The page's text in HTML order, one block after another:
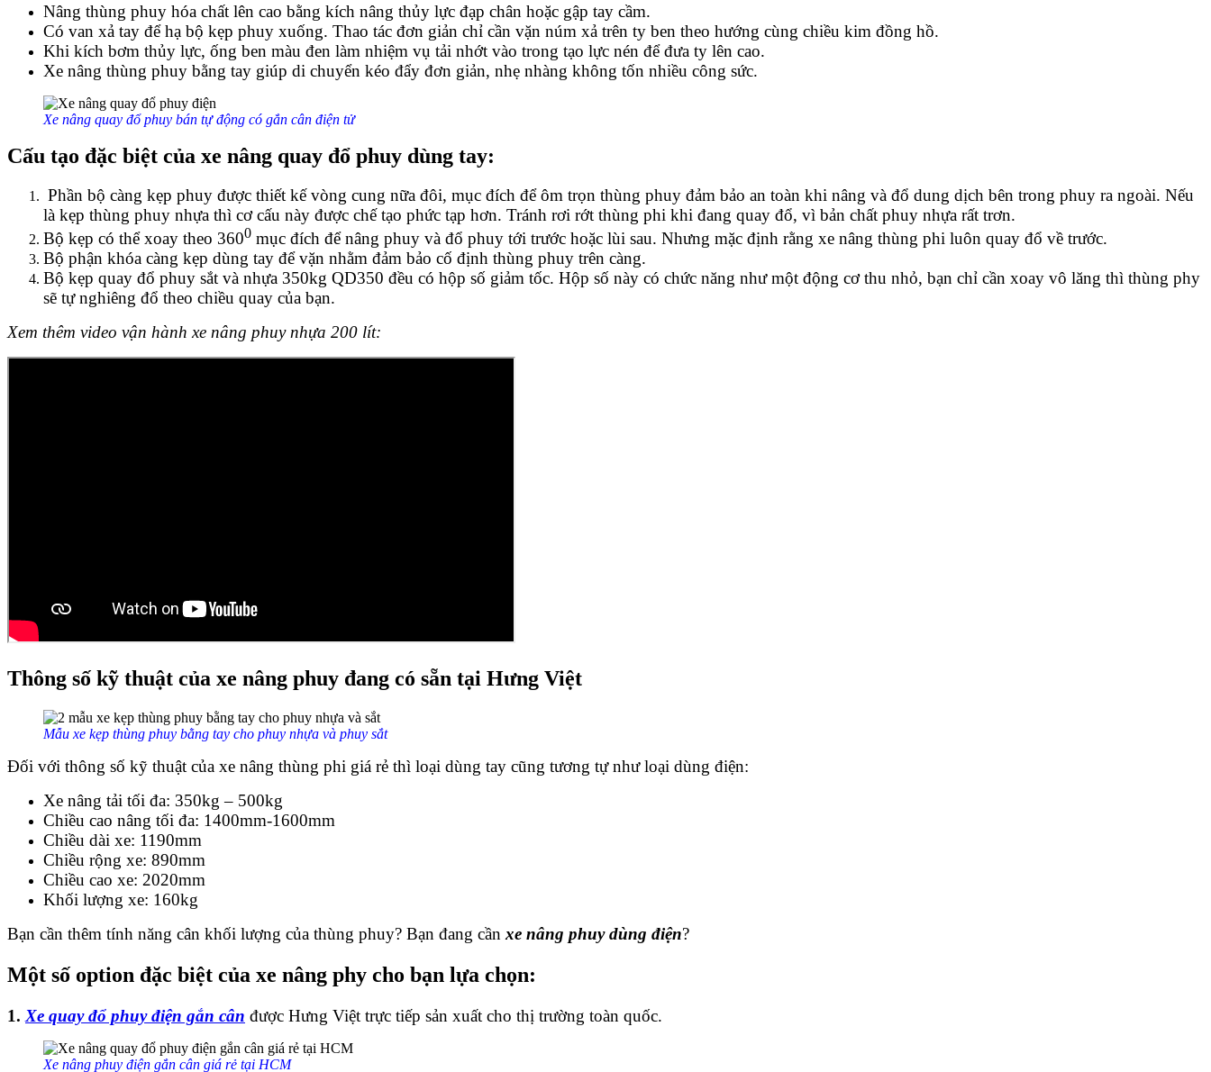
Nâng thùng phuy hóa chất lên cao bằng kích nâng thủy lực đạp chân hoặc gập tay cầm.
Có van xả tay để hạ bộ kẹp phuy xuống. Thao tác đơn giản chỉ cần vặn núm xả trên ty ben theo hướng cùng chiều kim đồng hồ.
Khi kích bơm thủy lực, ống ben màu đen làm nhiệm vụ tải nhớt vào trong tạo lực nén để đưa ty lên cao.
Xe nâng thùng phuy bằng tay giúp di chuyển kéo đẩy đơn giản, nhẹ nhàng không tốn nhiều công sức.
Xe nâng quay đổ phuy bán tự động có gắn cân điện tử
Cấu tạo đặc biệt của xe nâng quay đổ phuy dùng tay:
Phần bộ càng kẹp phuy được thiết kế vòng cung nữa đôi, mục đích để ôm trọn thùng phuy đảm bảo an toàn khi nâng và đổ dung dịch bên trong phuy ra ngoài. Nếu
là kẹp thùng phuy nhựa thì cơ cấu này được chế tạo phức tạp hơn. Tránh rơi rớt thùng phi khi đang quay đổ, vì bản chất phuy nhựa rất trơn.
Bộ kẹp có thể xoay theo 3600 mục đích để nâng phuy và đổ phuy tới trước hoặc lùi sau. Nhưng mặc định rằng xe nâng thùng phi luôn quay đổ về trước.
Bộ phận khóa càng kẹp dùng tay để vặn nhằm đảm bảo cố định thùng phuy trên càng.
Bộ kẹp quay đổ phuy sắt và nhựa 350kg QD350 đều có hộp số giảm tốc. Hộp số này có chức năng như một động cơ thu nhỏ, bạn chỉ cần xoay vô lăng thì thùng phy
sẽ tự nghiêng đổ theo chiều quay của bạn.
Xem thêm video vận hành xe nâng phuy nhựa 200 lít:
Thông số kỹ thuật của xe nâng phuy đang có sẵn tại Hưng Việt
Mẫu xe kẹp thùng phuy bằng tay cho phuy nhựa và phuy sắt
Đối với thông số kỹ thuật của xe nâng thùng phi giá rẻ thì loại dùng tay cũng tương tự như loại dùng điện:
Xe nâng tải tối đa: 350kg – 500kg
Chiều cao nâng tối đa: 1400mm-1600mm
Chiều dài xe: 1190mm
Chiều rộng xe: 890mm
Chiều cao xe: 2020mm
Khối lượng xe: 160kg
Bạn cần thêm tính năng cân khối lượng của thùng phuy? Bạn đang cần xe nâng phuy dùng điện?
Một số option đặc biệt của xe nâng phy cho bạn lựa chọn:
1. Xe quay đổ phuy điện gắn cân được Hưng Việt trực tiếp sản xuất cho thị trường toàn quốc.
Xe nâng phuy điện gắn cân giá rẻ tại HCM